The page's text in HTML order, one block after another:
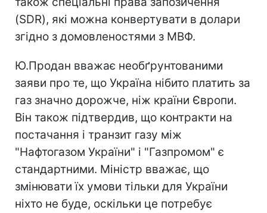
(SDR), які можна конвертувати в долари
згідно з домовленостями з МВФ.
Ю.Продан вважає необґрунтованими
заяви про те, що Україна нібито платить за
газ значно дорожче, ніж країни Європи.
Він також підтвердив, що контракти на
постачання і транзит газу між
"Нафтогазом України" і "Газпромом" є
стандартними. Міністр вважає, що
змінювати їх умови тільки для України
ніхто не буде, оскільки це потребує